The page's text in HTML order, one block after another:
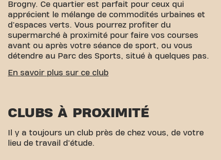
Brogny. Ce quartier est parfait pour ceux qui
apprécient le mélange de commodités urbaines et
d'espaces verts. Vous pourrez profiter du
supermarché à proximité pour faire vos courses
avant ou après votre séance de sport, ou vous
détendre au Parc des Sports, situé à quelques pas.
ACCESSIBILITÉ FACILE
Parking:DesParkings à proximité sont
centre commercial Carrefour.
Bus: L'arrêt de bus le plus proche est Arrêt
En savoir plus sur ce club
CLUBS À PROXIMITÉ
Il y a toujours un club près de chez vous, de votre
lieu de travail d'étude.